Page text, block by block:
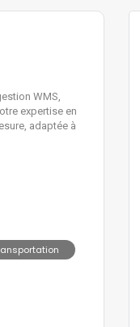
WMS,
expertise en
adaptée à